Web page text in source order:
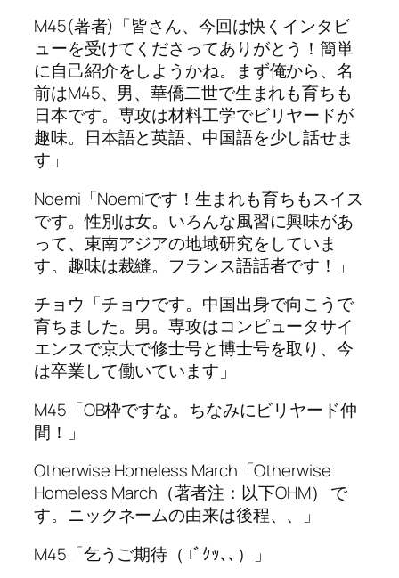
M45(著者)「皆さん、今回は快くインタビ
ューを受けてくださってありがとう！簡単
に自己紹介をしようかね。まず俺から、名
前はM45、男、華僑二世で生まれも育ちも
日本です。専攻は材料工学でビリヤードが
趣味。日本語と英語、中国語を少し話せま
す」
Noemi「Noemiです！生まれも育ちもスイス
です。性別は女。いろんな風習に興味があ
って、東南アジアの地域研究をしていま
す。趣味は裁縫。フランス語話者です！」
チョウ「チョウです。中国出身で向こうで
育ちました。男。専攻はコンピュータサイ
エンスで京大で修士号と博士号を取り、今
は卒業して働いています」
M45「OB枠ですな。ちなみにビリヤード仲
間！」
Otherwise Homeless March「Otherwise
Homeless March（著者注：以下OHM） で
す。ニックネームの由来は後程、、」
M45「乞うご期待（ｺﾞｸｯ､､）」